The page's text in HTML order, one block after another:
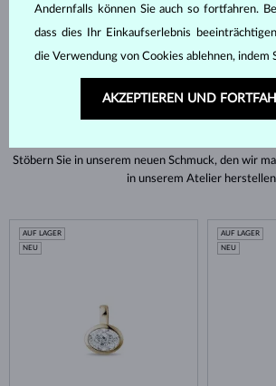
BESUCHEN SIE UNS
Stöbern Sie in unserem neuen Schmuck, den wir
in unserem Atelier
AUF LAGER
NEU
AUF LAGER
NEU
Andernfalls können Sie auch so fortfahren.
dass dies Ihr Einkaufserlebnis
die Verwendung von Cookies ablehnen, indem
AKZEPTIEREN UND